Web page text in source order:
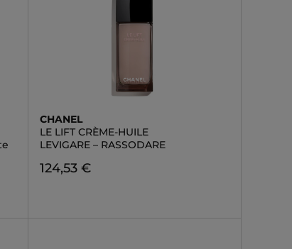
CHANEL
LE LIFT CRÈME-HUILE
LEVIGARE – RASSODARE
124,53 €